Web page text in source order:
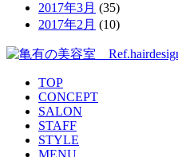
2017年3月 (35)
2017年2月 (10)
TOP
CONCEPT
SALON
STAFF
STYLE